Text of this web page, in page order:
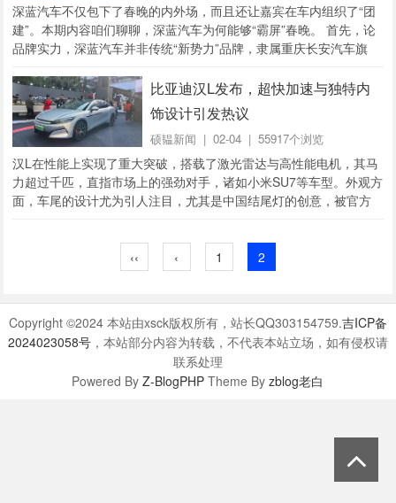
深蓝汽车不仅包下了春晚的内外场，而且还让嘉宾在车内组织了“团
建”。本期内容咱们聊聊，深蓝汽车为何能够“霸屏”春晚。 首先，论
品牌实力，深蓝汽车并非传统“新势力”品牌，隶属重庆长安汽车旗
比亚迪汉L发布，超快加速与独特内
饰设计引发热议
硕韫新闻 | 02-04 | 55917个浏览
汉L在性能上实现了重大突破，搭载了激光雷达与高性能电机，其马
力超过千匹，直指市场上的强劲对手，诸如小米SU7等车型。外观方
面，车尾的设计尤为引人注目，尤其是中国结尾灯的创意，被官方
‹‹ ‹ 1 2
Copyright ©2024 本站由xsck版权所有，站长QQ303154759.吉ICP备
2024023058号，本站部分内容为转载，不代表本站立场，如有侵权请
联系处理
Powered ByZ-BlogPHP Theme Byzblog老白